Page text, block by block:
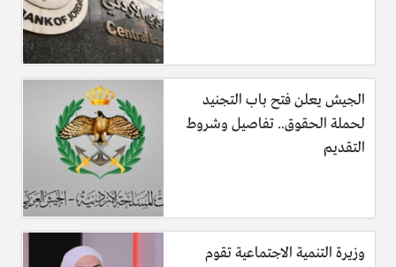
الجيش يعلن فتح باب التجنيد
لحملة الحقوق.. تفاصيل وشروط
التقديم
وزيرة التنمية الاجتماعية تقوم